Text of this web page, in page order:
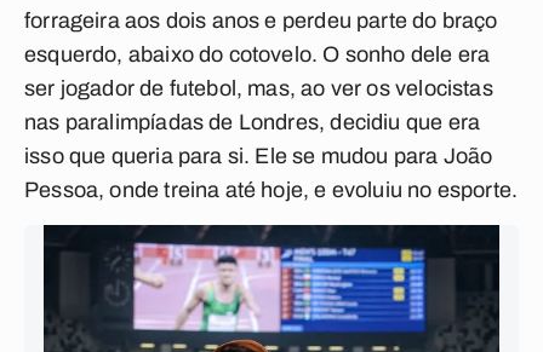
forrageira aos dois anos e perdeu parte do braço
esquerdo, abaixo do cotovelo. O sonho dele era
ser jogador de futebol, mas, ao ver os velocistas
nas paralimpíadas de Londres, decidiu que era
isso que queria para si. Ele se mudou para João
Pessoa, onde treina até hoje, e evoluiu no esporte.